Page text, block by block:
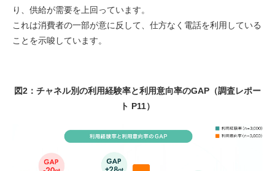
り、供給が需要を上回っています。
これは消費者の一部が意に反して、仕方なく電話を利用している
ことを示唆しています。
図2：チャネル別の利用経験率と利用意向率のGAP（調査レポー
ト P11）